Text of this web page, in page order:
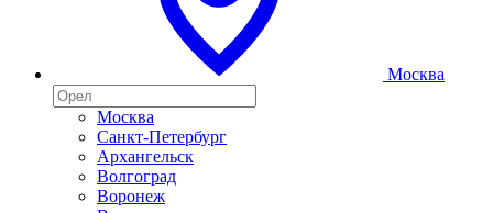
Москва
Москва
Санкт-Петербург
Архангельск
Волгоград
Воронеж